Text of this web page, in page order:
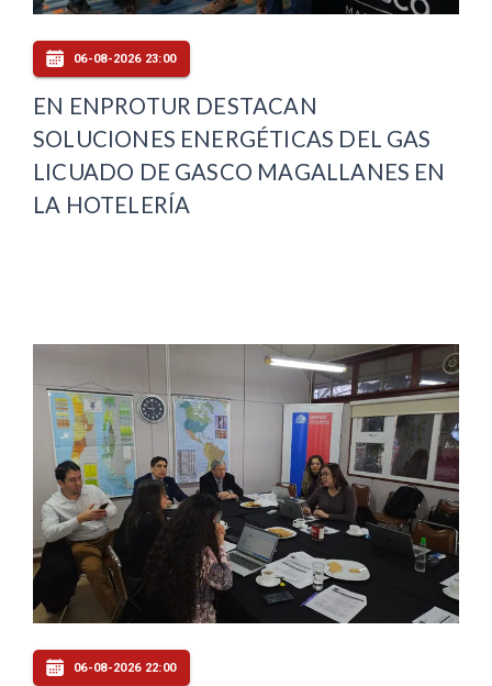
06-08-2026 23:00
EN ENPROTUR DESTACAN
SOLUCIONES ENERGÉTICAS DEL GAS
LICUADO DE GASCO MAGALLANES EN
LA HOTELERÍA
06-08-2026 22:00